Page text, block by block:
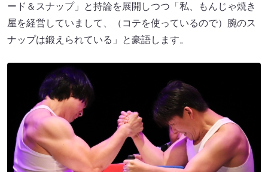
ード＆スナップ」と持論を展開しつつ「私、もんじゃ焼き
屋を経営していまして、（コテを使っているので）腕のス
ナップは鍛えられている」と豪語します。